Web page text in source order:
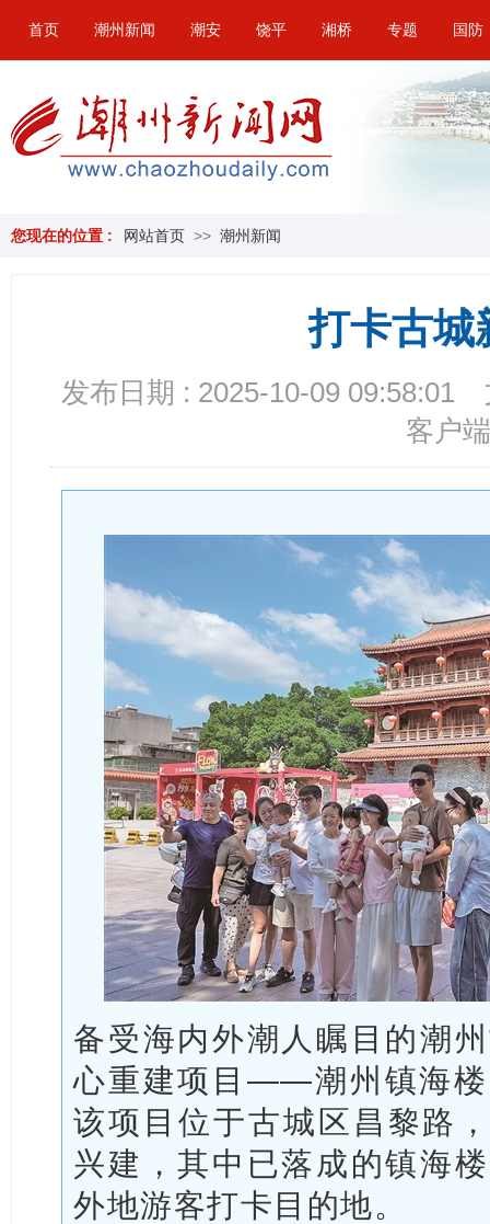
首页 潮州新闻 潮安 饶平 湘桥 专题 国防
您现在的位置 : 网站首页 >> 潮州新闻
打卡古城
发布日期 : 2025-10-09 09:58:01
客户端
备受海内外潮人瞩目的潮
心重建项目——潮州镇海楼
该项目位于古城区昌黎路
兴建，其中已落成的镇海
外地游客打卡目的地。